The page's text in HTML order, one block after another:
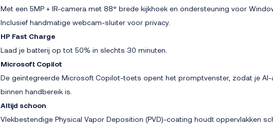
Met een 5MP + IR-camera met 88° brede kijkhoek en ondersteuning voor
Inclusief handmatige webcam-sluiter voor privacy.
HP Fast Charge
Laad je batterij op tot 50% in slechts 30 minuten.
Microsoft Copilot
De geïntegreerde Microsoft Copilot-toets opent het promptvenster, zodat je
binnen handbereik is.
Altijd schoon
Vlekbestendige Physical Vapor Deposition (PVD)-coating houdt oppervlakken